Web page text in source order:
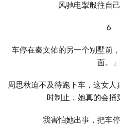
风驰电掣般往自
6
车停在秦文佑的另一个别墅前
面。」
周思秋迫不及待跑下车，这女人
时制止，她真的会捅
我害怕她出事，把车